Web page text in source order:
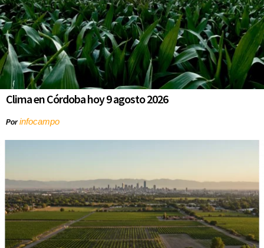
Clima en Córdoba hoy 9 agosto 2026
Porinfocampo